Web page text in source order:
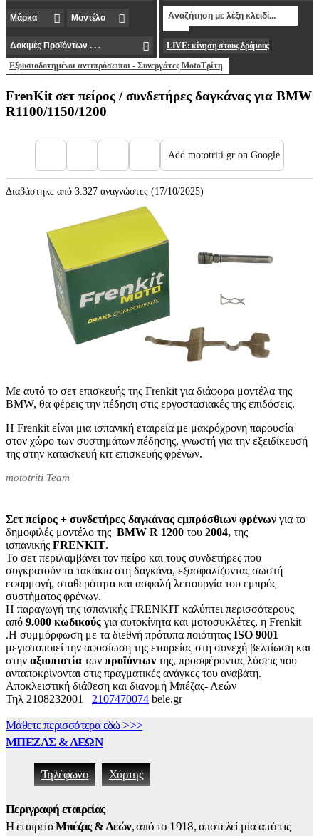
LIVE: κίνηση στους δρόμους
Εξουσιοδοτημένοι αντιπρόσωποι - Συνεργάτες MotoΤρίτη
FrenKit σετ πείρος / συνδετήρες δαγκάνας για BMW
R1100/1150/1200
Add mototriti.gr on Google
Διαβάστηκε από 3.327 αναγνώστες (17/10/2025)
Με αυτό το σετ επισκευής της Frenkit για διάφορα μοντέλα της
BMW, θα φέρεις την πέδηση στις εργοστασιακές της επιδόσεις.
Η Frenkit είναι μια ισπανική εταιρεία με μακρόχρονη παρουσία
στον χώρο των συστημάτων πέδησης, γνωστή για την εξειδίκευσή
της στην κατασκευή κιτ επισκευής φρένων.
mototriti Team
Σετ πείρος + συνδετήρες δαγκάνας εμπρόσθιων φρένων για το
δημοφιλές μοντέλο της BMW R 1200 του 2004, της
ισπανικής FRENKIT.
Το σετ περιλαμβάνει τον πείρο και τους συνδετήρες που
συγκρατούν τα τακάκια στη δαγκάνα, εξασφαλίζοντας σωστή
εφαρμογή, σταθερότητα και ασφαλή λειτουργία του εμπρός
συστήματος φρένων.
Η παραγωγή της ισπανικής FRENKIT καλύπτει περισσότερους
από 9.000 κωδικούς για αυτοκίνητα και μοτοσυκλέτες, η Frenkit
.Η συμμόρφωση με τα διεθνή πρότυπα ποιότητας ISO 9001
μεγιστοποιεί την αφοσίωση της εταιρείας στη συνεχή βελτίωση και
στην αξιοπιστία των προϊόντων της, προσφέροντας λύσεις που
ανταποκρίνονται στις πραγματικές ανάγκες του αναβάτη.
Αποκλειστική διάθεση και διανομή Μπέζας- Λεών
Τηλ 2108232001 2107470074 bele.gr
Μάθετε περισσότερα εδώ >>>
ΜΠΕΖΑΣ & ΛΕΩΝ
Τηλέφωνο Χάρτης
Περιγραφή εταιρείας
Η εταιρείαΜπέζας & Λεών, από το 1918, αποτελεί μία από τις